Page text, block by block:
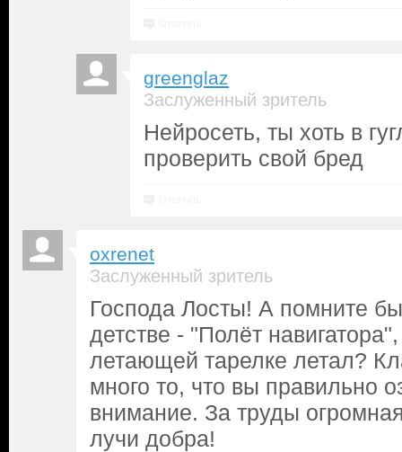
greenglaz
Заслуженный зритель
Нейросеть, ты хоть в
проверить свой бред
oxrenet
Заслуженный зритель
Господа Лосты! А помните
детстве - "Полёт
летающей тарелке летал?
много то, что вы правильно
внимание. За труды
лучи добра!